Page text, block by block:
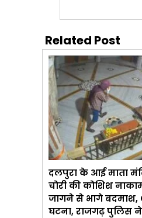
Related Post
दलपुरा के आई माता
चोरी की कोशिश
जागने से भागे बदमाश,
घटना, राजगढ़ पुलिस